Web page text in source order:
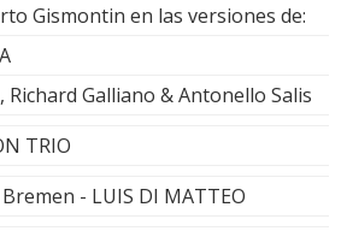
Gismontin en las versiones de:
Richard Galliano & Antonello Salis
TRIO
- LUIS DI MATTEO